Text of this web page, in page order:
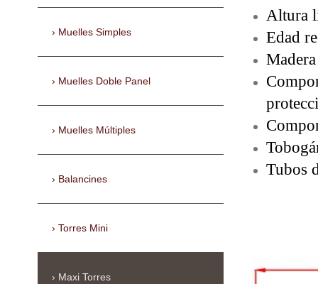
Altura
Edad
Tubos
Muelles Simples
Muelles Doble Panel
Muelles Múltiples
Balancines
Torres Mini
Maxi Torres